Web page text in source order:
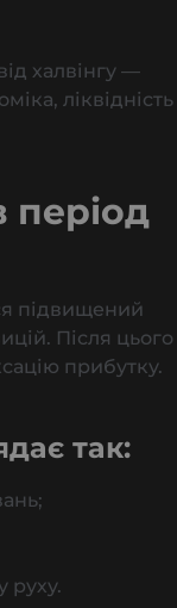
халвінгу —
ліквідність
період
підвищений
Після цього
прибутку.
так:
руху.